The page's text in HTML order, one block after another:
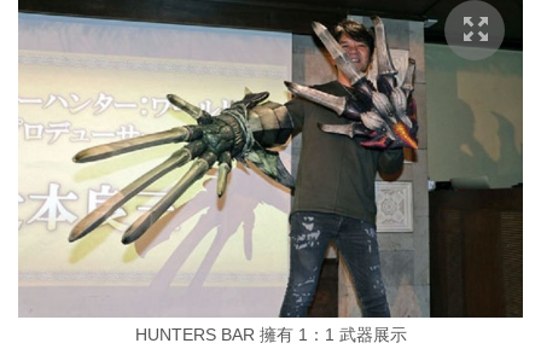
HUNTERS BAR 擁有 1：1 武器展示